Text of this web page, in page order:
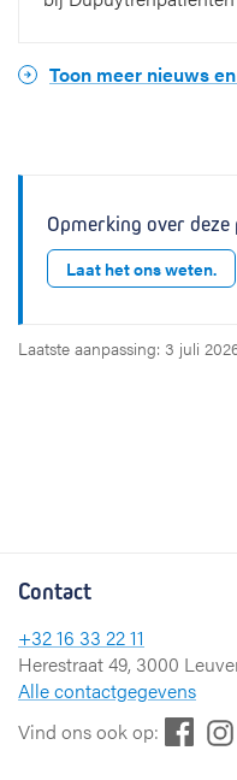
Toon meer nieuws
Opmerking over deze
Laat het ons weten.
Laatste aanpassing: 3 juli
Contact
+32 16 33 22 11
Herestraat 49, 3000
Alle contactgegevens
Vind ons ook op: